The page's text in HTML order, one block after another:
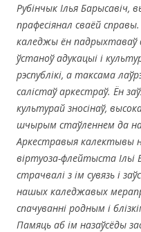
Рубінчык Ілья Барысавіч,
прафесіянал сваёй
каледжы ён падрыхтаваў
ўстаноў адукацыі і
рэспублікі, а таксама
салістаў аркестраў. Ён
культурай зносінаў,
шчырым стаўленнем да
Аркестравыя калектывы
віртуоза-флейтыста Ільі
страчвалі з ім сувязь і
нашых каледжавых
спачуванні родным і
Памяць аб ім назаўсёды